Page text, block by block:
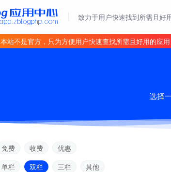
致力于用户快速找到所需且好
本站不是官方，只为方便用户快速查找所需且好用的应
选择
免费 收费
优惠
单栏 双栏 三栏
其他